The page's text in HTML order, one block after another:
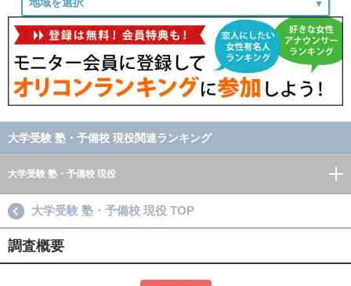
大学受験 塾・予備校 現役関連ランキング
大学受験 塾・予備校 現役
大学受験 塾・予備校 現役 TOP
調査概要